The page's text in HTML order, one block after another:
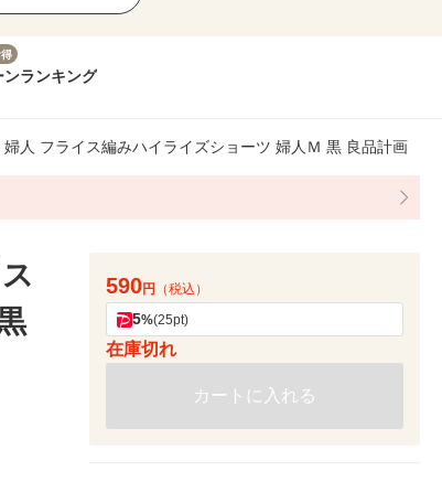
ンランキング
人 フライス編みハイライズショーツ 婦人Ｍ 黒 良品計画
590円 （税込）
5%(25pt)
在庫切れ
カートに入れる